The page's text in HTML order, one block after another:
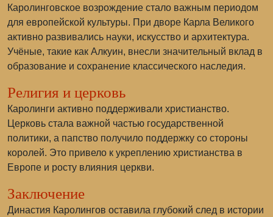
Каролинговское возрождение стало важным периодом
для европейской культуры. При дворе Карла Великого
активно развивались науки, искусство и архитектура.
Учёные, такие как Алкуин, внесли значительный вклад в
образование и сохранение классического наследия.
Религия и церковь
Каролинги активно поддерживали христианство.
Церковь стала важной частью государственной
политики, а папство получило поддержку со стороны
королей. Это привело к укреплению христианства в
Европе и росту влияния церкви.
Заключение
Династия Каролингов оставила глубокий след в истории